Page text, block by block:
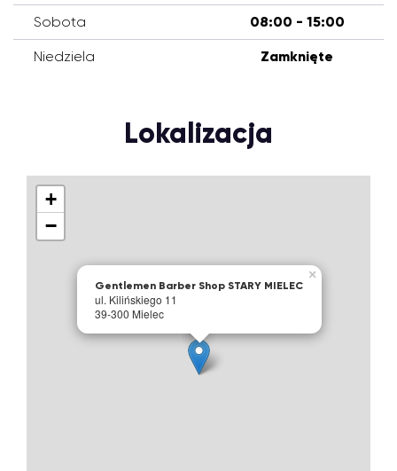
Sobota 08:00 - 15:00
Niedziela Zamknięte
Lokalizacja
Gentlemen Barber Shop STARY MIELEC
ul. Kilińskiego 11
39-300 Mielec
×
+
−